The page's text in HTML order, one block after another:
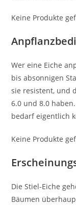
Keine Produkte
Wer eine Eiche
bis absonnigen
sie resistent, und
6.0 und 8.0
bedarf eigentlich
Keine Produkte
Die Stiel-Eiche
Bäumen